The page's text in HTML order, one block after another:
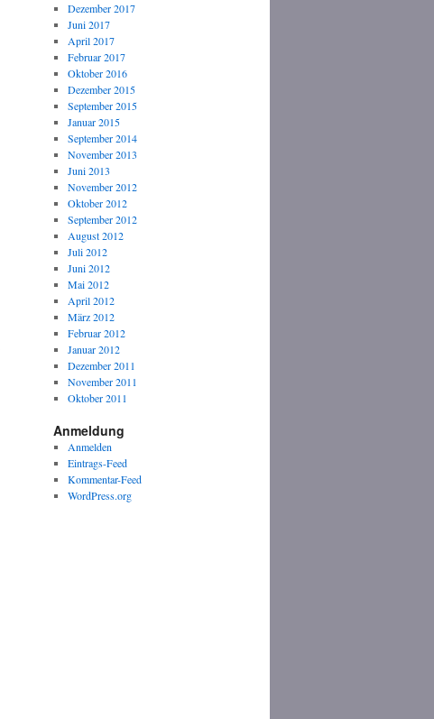
Dezember 2017
Juni 2017
April 2017
Februar 2017
Oktober 2016
Dezember 2015
September 2015
Januar 2015
September 2014
November 2013
Juni 2013
November 2012
Oktober 2012
September 2012
August 2012
Juli 2012
Juni 2012
Mai 2012
April 2012
März 2012
Februar 2012
Januar 2012
Dezember 2011
November 2011
Oktober 2011
Anmeldung
Anmelden
Eintrags-Feed
Kommentar-Feed
WordPress.org